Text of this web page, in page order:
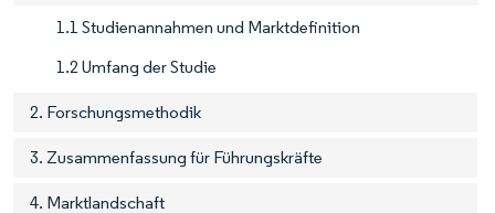
1.1 Studienannahmen und Marktdefinition
1.2 Umfang der Studie
2. Forschungsmethodik
3. Zusammenfassung für Führungskräfte
4. Marktlandschaft